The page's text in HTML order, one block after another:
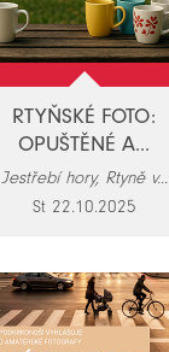
RTYŇSKÉ FOTO:
OPUŠTĚNÉ A...
Jestřebí hory, Rtyně v...
St 22.10.2025